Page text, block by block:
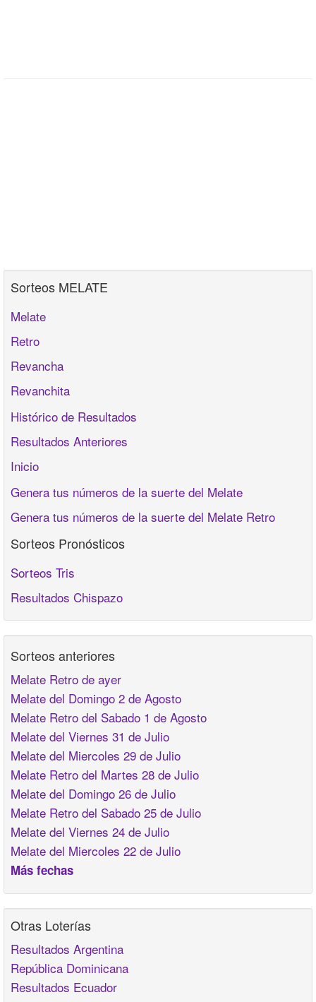
Sorteos MELATE
Melate
Retro
Revancha
Revanchita
Histórico de Resultados
Resultados Anteriores
Inicio
Genera tus números de la suerte del Melate
Genera tus números de la suerte del Melate Retro
Sorteos Pronósticos
Sorteos Tris
Resultados Chispazo
Sorteos anteriores
Melate Retro de ayer
Melate del Domingo 2 de Agosto
Melate Retro del Sabado 1 de Agosto
Melate del Viernes 31 de Julio
Melate del Miercoles 29 de Julio
Melate Retro del Martes 28 de Julio
Melate del Domingo 26 de Julio
Melate Retro del Sabado 25 de Julio
Melate del Viernes 24 de Julio
Melate del Miercoles 22 de Julio
Más fechas
Otras Loterías
Resultados Argentina
República Dominicana
Resultados Ecuador